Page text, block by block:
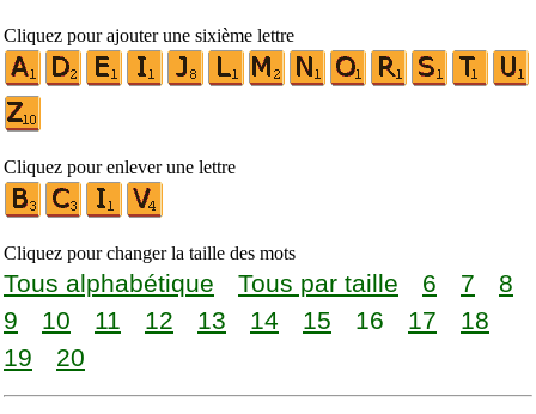
Cliquez pour ajouter une sixième lettre
Cliquez pour enlever une lettre
Cliquez pour changer la taille des mots
Tous alphabétique Tous par taille 6 7
8
9
10 11 12 13 14 15 16 17
18
19
20